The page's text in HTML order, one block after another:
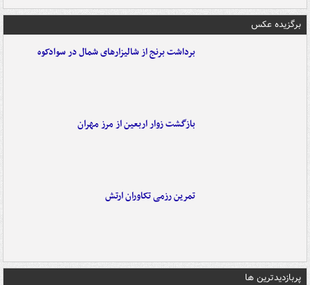
برگزیده عکس
برداشت برنج از شالیزارهای شمال در سوادکوه
بازگشت زوار اربعین از مرز مهران
تمرین رزمی تکاوران ارتش
پربازدیدترین ها